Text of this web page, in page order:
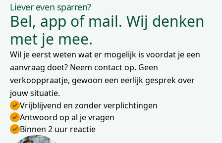
Liever even sparren?
Bel, app of mail. Wij denken
met je mee.
Wil je eerst weten wat er mogelijk is voordat je een
aanvraag doet? Neem contact op. Geen
verkooppraatje, gewoon een eerlijk gesprek over
jouw situatie.
Vrijblijvend en zonder verplichtingen
Antwoord op al je vragen
Binnen 2 uur reactie